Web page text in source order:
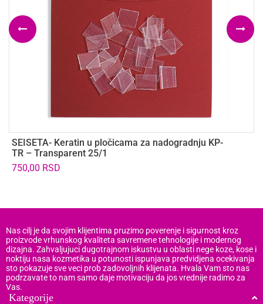
SEISETA- Keratin u pločicama za nadogradnju KP-
TR – Transparent 25/1
750,00 RSD
Nas cilj je da svojim klijentima pruzimo poverenje i sigurnost kroz
proizvode vrhunskog kvaliteta savremene tehnologije i modernog
dizajna. Zahvaljujuci dugotrajnom iskustvu u oblasti nege koze, kose i
noktiju nasa kozmetika u potunosti ispunjava predvidjena ocekivanja
sto pokazuje sve veci prob zadovoljnih klijenata. Hvala Vam sto nas
podrzavate to nam samo daje motivaciju da jos vrednije radimo za
Vas.
Kategorije